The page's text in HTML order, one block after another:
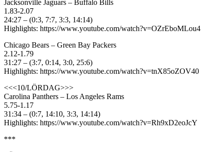
Jacksonville Jaguars – Buffalo Bills
1.83-2.07
24:27 – (0:3, 7:7, 3:3, 14:14)
Highlights: https://www.youtube.com/watch?v=OZrEboMLou4
Chicago Bears – Green Bay Packers
2.12-1.79
31:27 – (3:7, 0:14, 3:0, 25:6)
Highlights: https://www.youtube.com/watch?v=tnX85oZOV40
<<<10/LÖRDAG>>>
Carolina Panthers – Los Angeles Rams
5.75-1.17
31:34 – (0:7, 14:10, 3:3, 14:14)
Highlights: https://www.youtube.com/watch?v=Rh9xD2eoJcY
***